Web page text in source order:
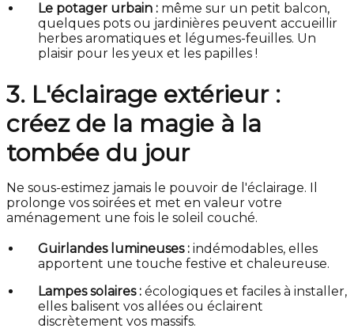
Le potager urbain : même sur un petit balcon,
quelques pots ou jardinières peuvent accueillir
herbes aromatiques et légumes-feuilles. Un
plaisir pour les yeux et les papilles !
3. L'éclairage extérieur :
créez de la magie à la
tombée du jour
Ne sous-estimez jamais le pouvoir de l'éclairage. Il
prolonge vos soirées et met en valeur votre
aménagement une fois le soleil couché.
Guirlandes lumineuses : indémodables, elles
apportent une touche festive et chaleureuse.
Lampes solaires : écologiques et faciles à installer,
elles balisent vos allées ou éclairent
discrètement vos massifs.